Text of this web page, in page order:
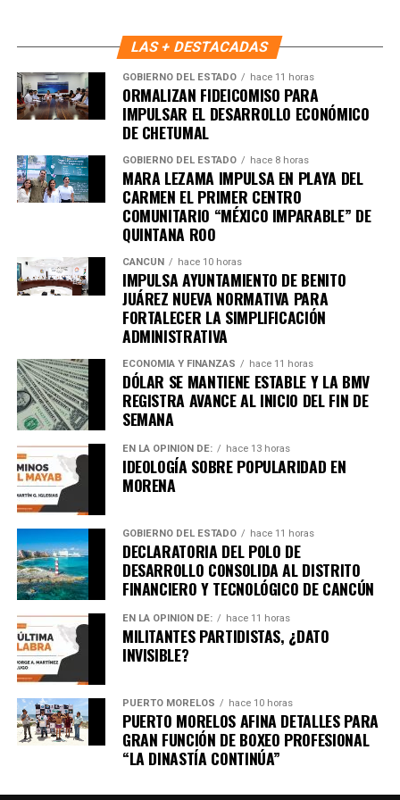
nuevas oportunidades para la población del sur.
Bajo esta visión, Chetumal avanza como un punto
estratégico para la diversificación económica de Quintana
Roo, reafirmando el compromiso del gobierno estatal de
Fuente: 5to Poder Agencia de Noticias
Recibe las noticias al instante
Únete al canal oficial de WhatsApp de
Quinto Podery recibe las noticias más
importantes de Quintana Roo directamente
en tu teléfono.
Unirme al canal de WhatsApp
LAS + DESTACADAS
GOBIERNO DEL ESTADO hace 11 horas
ORMALIZAN FIDEICOMISO PARA
IMPULSAR EL DESARROLLO ECONÓMICO
DE CHETUMAL
GOBIERNO DEL ESTADO hace 8 horas
MARA LEZAMA IMPULSA EN PLAYA DEL
CARMEN EL PRIMER CENTRO
COMUNITARIO “MÉXICO IMPARABLE” DE
QUINTANA ROO
CANCÚN hace 10 horas
IMPULSA AYUNTAMIENTO DE BENITO
JUÁREZ NUEVA NORMATIVA PARA
FORTALECER LA SIMPLIFICACIÓN
ADMINISTRATIVA
ECONOMÍA Y FINANZAS hace 11 horas
DÓLAR SE MANTIENE ESTABLE Y LA BMV
REGISTRA AVANCE AL INICIO DEL FIN DE
SEMANA
EN LA OPINIÓN DE: hace 13 horas
IDEOLOGÍA SOBRE POPULARIDAD EN
MORENA
GOBIERNO DEL ESTADO hace 11 horas
DECLARATORIA DEL POLO DE
DESARROLLO CONSOLIDA AL DISTRITO
FINANCIERO Y TECNOLÓGICO DE CANCÚN
EN LA OPINIÓN DE: hace 11 horas
MILITANTES PARTIDISTAS, ¿DATO
INVISIBLE?
PUERTO MORELOS hace 10 horas
PUERTO MORELOS AFINA DETALLES PARA
GRAN FUNCIÓN DE BOXEO PROFESIONAL
“LA DINASTÍA CONTINÚA”